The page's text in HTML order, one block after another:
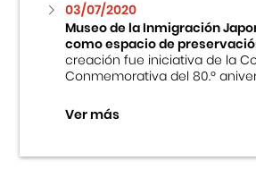
03/07/2020
Museo de la Inmigración
como espacio de
creación fue iniciativa de la
Conmemorativa del 80.º
Ver más